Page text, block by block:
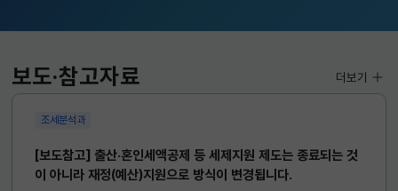
국고채(3년)
보도·참고자료
조세분석과
[보도참고] 출산·혼인세액공제 등 세제지원 제도는 종료되는 것
이 아니라 재정(예산)지원으로 방식이 변경됩니다.
더보기